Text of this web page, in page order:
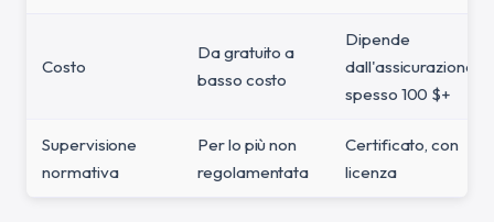
Costo
Da gratuito a
basso costo
Dipende
dall'assicurazione,
spesso 100 $+
Supervisione
normativa
Per lo più non
regolamentata
Certificato, con
licenza